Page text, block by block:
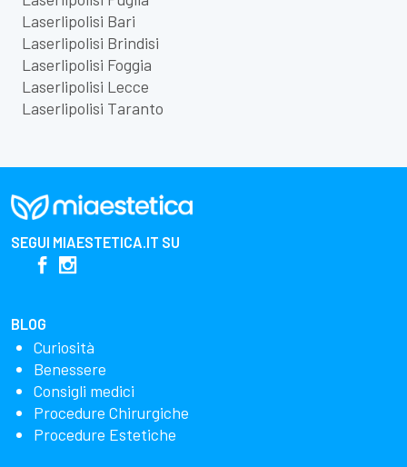
Laserlipolisi Bari
Laserlipolisi Brindisi
Laserlipolisi Foggia
Laserlipolisi Lecce
Laserlipolisi Taranto
SEGUI MIAESTETICA.IT SU
BLOG
Curiosità
Benessere
Consigli medici
Procedure Chirurgiche
Procedure Estetiche